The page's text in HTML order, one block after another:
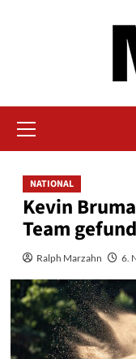
Menü
NATIONAL
Kevin
Team
Ralph Marzahn 6.